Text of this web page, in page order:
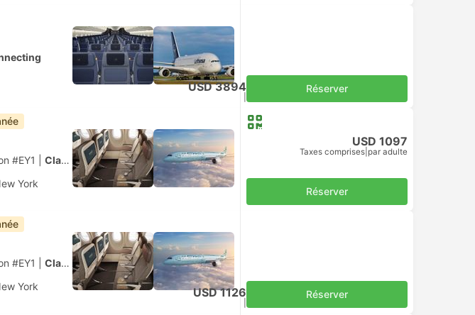
USD 3894 Réserver
#EY1 Classe économique
York
USD 1097
Taxes comprises par adulte
Réserver
#EY1 Classe économique
York
USD 1126 Réserver